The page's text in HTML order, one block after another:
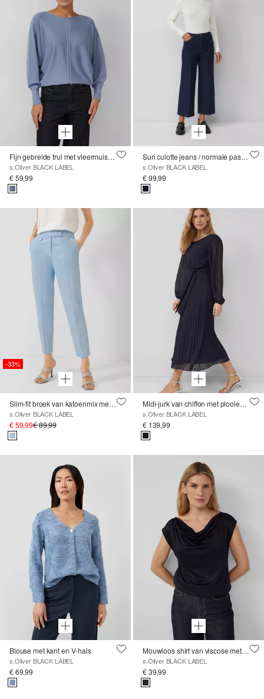
Fijn gebreide trui met vleermuismouwen en ajour details
s.Oliver BLACK LABEL
€ 59,99
Suri culotte jeans / normale pasvorm / hoge taille / wijde pijpen / biezen
s.Oliver BLACK LABEL
€ 99,99
-33%
Slim-fit broek van katoenmix met elastische tailleband
s.Oliver BLACK LABEL
€ 59,99€ 89,99
Midi-jurk van chiffon met plooien en strikceintuur
s.Oliver BLACK LABEL
€ 139,99
Blouse met kant en V-hals
s.Oliver BLACK LABEL
€ 69,99
Mouwloos shirt van viscose met een watervalhalslijn
s.Oliver BLACK LABEL
€ 39,99